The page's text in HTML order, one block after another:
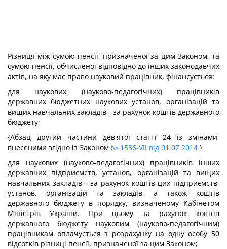
Різниця між сумою пенсії, призначеної за цим Законом, та
сумою пенсії, обчисленої відповідно до інших законодавчих
актів, на яку має право науковий працівник, фінансується:
для наукових (науково-педагогічних) працівників
державних бюджетних наукових установ, організацій та
вищих навчальних закладів - за рахунок коштів державного
бюджету;
{Абзац другий частини дев'ятої статті 24 із змінами,
внесеними згідно із Законом № 1556-VII від 01.07.2014 }
для наукових (науково-педагогічних) працівників інших
державних підприємств, установ, організацій та вищих
навчальних закладів - за рахунок коштів цих підприємств,
установ, організацій та закладів, а також коштів
державного бюджету в порядку, визначеному Кабінетом
Міністрів України. При цьому за рахунок коштів
державного бюджету науковим (науково-педагогічним)
працівникам оплачується з розрахунку на одну особу 50
відсотків різниці пенсії, призначеної за цим Законом;